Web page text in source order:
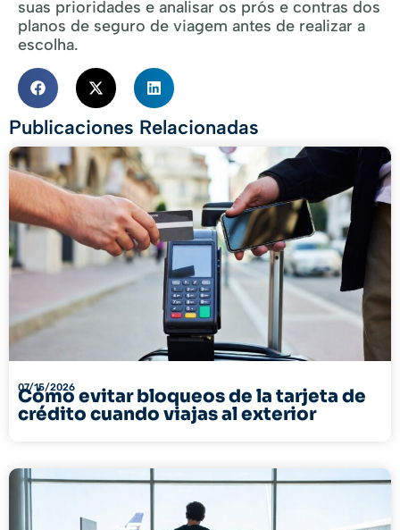
suas prioridades e analisar os prós e contras dos
planos de seguro de viagem antes de realizar a
escolha.
Publicaciones Relacionadas
07/15/2026
Cómo evitar bloqueos de la tarjeta de
crédito cuando viajas al exterior